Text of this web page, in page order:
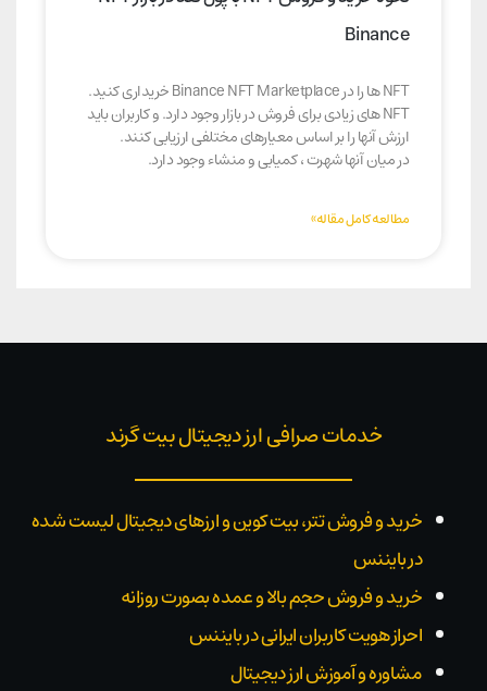
Binance
NFT ها را در Binance NFT Marketplace خریداری کنید.
NFT های زیادی برای فروش در بازار وجود دارد. و کاربران باید
ارزش آنها را بر اساس معیارهای مختلفی ارزیابی کنند.
در میان آنها شهرت ، کمیابی و منشاء وجود دارد.
مطالعه کامل مقاله»
خدمات صرافی ارز دیجیتال بیت گرند
خرید و فروش تتر، بیت کوین و ارزهای دیجیتال لیست شده
در بایننس
خرید و فروش حجم بالا و عمده بصورت روزانه
احراز هویت کاربران ایرانی در بایننس
مشاوره و آموزش ارز دیجیتال